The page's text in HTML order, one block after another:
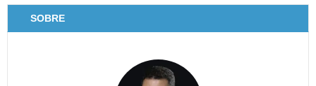
SOBRE